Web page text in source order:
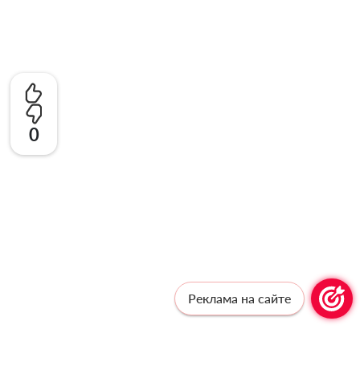
0
Реклама на сайте